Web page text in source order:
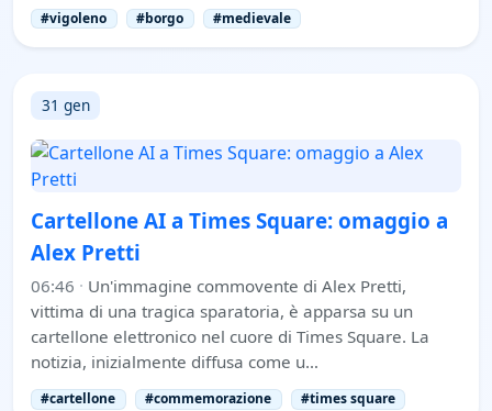
#vigoleno #borgo #medievale
31 gen
Cartellone AI a Times Square: omaggio a
Alex Pretti
06:46 · Un'immagine commovente di Alex Pretti,
vittima di una tragica sparatoria, è apparsa su un
cartellone elettronico nel cuore di Times Square. La
notizia, inizialmente diffusa come u…
#cartellone #commemorazione #times square